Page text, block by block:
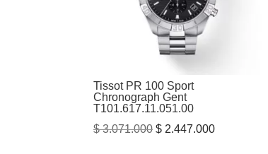
Tissot PR 100 Sport
Chronograph Gent
T101.617.11.051.00
$3.071.000 El
$ 2.447.000El